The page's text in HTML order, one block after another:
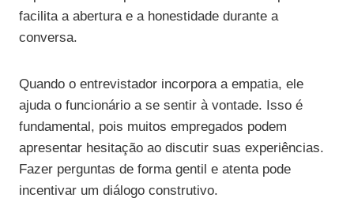
facilita a abertura e a honestidade durante a
conversa.
Quando o entrevistador incorpora a empatia, ele
ajuda o funcionário a se sentir à vontade. Isso é
fundamental, pois muitos empregados podem
apresentar hesitação ao discutir suas experiências.
Fazer perguntas de forma gentil e atenta pode
incentivar um diálogo construtivo.